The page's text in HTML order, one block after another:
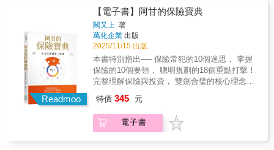
展、投資理財、買房置產及財富傳承）面對的
重要財務及稅務議題。◆提供個人綜合所得、
投資理財、房地產、遺產傳承（含贈與）四大
主題的節稅要訣！本書提出25項節稅建議，例
如對房屋賣方而言，若在2016年前就持有，建
議房地拆分價格出售。由於房地合一新制於
2016年才上路，目前多數民眾持有的房地產還
是適用舊制。房屋因為逐年折舊而減少價值，
而近年來土地的公告現值逐漸調漲，長期持有
後，房屋價格占不動產總價的比例通常會降
低。因為「舊制」僅對房屋部分課所得稅，如
果你持有的「舊制」不動產，購買時有拆分房
契約書、租金付款證明及相關佐證文件（如繼
承登記謄本、持分證明等）供國稅局審核。」
◆圖解重要概念，讓你輕鬆建立正確觀念，不
繳冤枉稅！談論稅的書一定會有類似以下讓人
頭腦打結的說明：「個人綜合所得稅採屬地主
義，不論本國人或外國人，只要有我國來源所
得者，即有繳稅義務。反之，若非我國來源所
的所得稅。」本書也有類似文字，但是涉及重
整說明個人稅制，讓你的稅法知識超越同儕！
「綜合所得稅＋最低稅負制＋分離課稅」，才
能構成完整的個人所得稅制。本書以深入淺出
流。3. 信託工具的多角度應用？ ．需求判
斷： 到底哪些情況需要啟動信託？ ．情境設
計： 買房、交稅、分財產、照顧年邁父母的信
託規劃範例。 ．破除迷思： 將複雜的信託變
成「人人看得懂、用得起」的家庭工具。 這是
一本真正能用的「照表操課」工具書，用清晰
的操作流程與實際表單，帶您深究家庭最常遇
接上手操作的資產配置建議。您不需要具備法
律或稅務背景，也能有效避免高達90%的家庭
傳承錯誤。 朱老師深信，傳承不是財務規模的
問題，是家庭關係的問題。而本書提供的工
正確的保險規劃嗎？ ‧從理財的角度來看，台灣
人最愛的「儲蓄險保單」，究竟是靈丹還是毒
藥？ ‧買壽險，要選有現金值，還是無現金值的
保單比較好？ 闕又上老師以40年厚實的保險規
劃與理財管理經驗，在本書運用數據的支持，
加上對人性與人生的觀察，在眾多產品、銷售
技巧與利益衝突當中，整理出以簡御繁的規劃
軸線，簡單直擊核心。傳授如何用最少的成本
買到最大的保險，省下來的錢用來投資的「雙
題一：人生四大風險「生老病死」的保險建議
「半生（失能）、老、病、死」之人生四大風
險，要了解與規劃管理，就必須了解保險架構
Readmoo
【電子書】阿甘的保險寶典
闕又上 著
萬化企業 出版
2025/11/15 出版
本書特別指出── 保險常犯的10個迷思， 掌握
保險的10個要領， 聰明規劃的18個重點打擊！
完整理解保險與投資， 雙劍合璧的核心理念！
重點打擊 ， 啟動保險思維，輔以投資策略，
讓保險守住風險底線，投資創造上限！ ‧你的保
險是「買」的，還是「規劃」來的？ ‧你是否繳
特價 345 元
電子書